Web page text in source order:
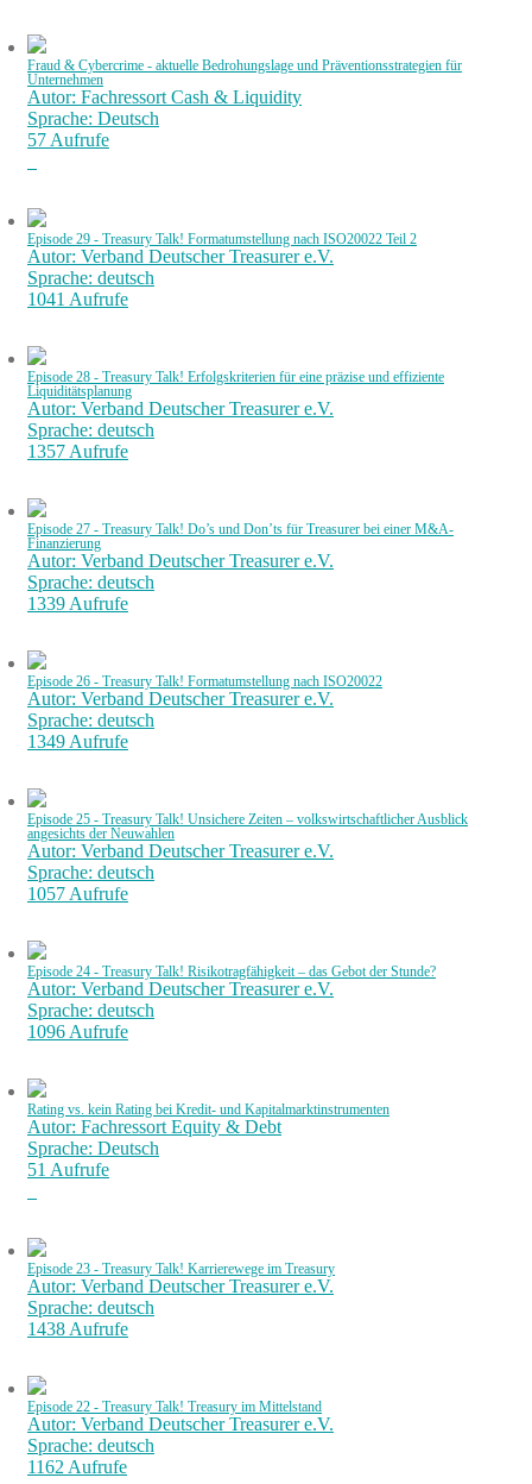
Fraud & Cybercrime - aktuelle Bedrohungslage und Präventionsstrategien für
Unternehmen
Autor: Fachressort Cash & Liquidity
Sprache: Deutsch
57 Aufrufe
Episode 29 - Treasury Talk! Formatumstellung nach ISO20022 Teil 2
Autor: Verband Deutscher Treasurer e.V.
Sprache: deutsch
1041 Aufrufe
Episode 28 - Treasury Talk! Erfolgskriterien für eine präzise und effiziente
Liquiditätsplanung
Autor: Verband Deutscher Treasurer e.V.
Sprache: deutsch
1357 Aufrufe
Episode 27 - Treasury Talk! Do’s und Don’ts für Treasurer bei einer M&A-
Finanzierung
Autor: Verband Deutscher Treasurer e.V.
Sprache: deutsch
1339 Aufrufe
Episode 26 - Treasury Talk! Formatumstellung nach ISO20022
Autor: Verband Deutscher Treasurer e.V.
Sprache: deutsch
1349 Aufrufe
Episode 25 - Treasury Talk! Unsichere Zeiten – volkswirtschaftlicher Ausblick
angesichts der Neuwahlen
Autor: Verband Deutscher Treasurer e.V.
Sprache: deutsch
1057 Aufrufe
Episode 24 - Treasury Talk! Risikotragfähigkeit – das Gebot der Stunde?
Autor: Verband Deutscher Treasurer e.V.
Sprache: deutsch
1096 Aufrufe
Rating vs. kein Rating bei Kredit- und Kapitalmarktinstrumenten
Autor: Fachressort Equity & Debt
Sprache: Deutsch
51 Aufrufe
Episode 23 - Treasury Talk! Karrierewege im Treasury
Autor: Verband Deutscher Treasurer e.V.
Sprache: deutsch
1438 Aufrufe
Episode 22 - Treasury Talk! Treasury im Mittelstand
Autor: Verband Deutscher Treasurer e.V.
Sprache: deutsch
1162 Aufrufe